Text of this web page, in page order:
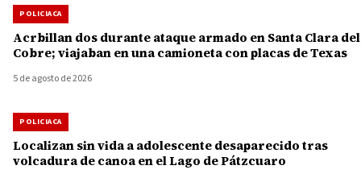
POLICIACA
Acrbillan dos durante ataque armado en Santa Clara del
Cobre; viajaban en una camioneta con placas de Texas
5 de agosto de 2026
POLICIACA
Localizan sin vida a adolescente desaparecido tras
volcadura de canoa en el Lago de Pátzcuaro